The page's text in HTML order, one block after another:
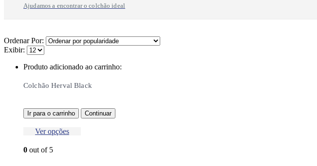
Ajudamos a encontrar o colchão ideal
Ordenar Por:
Exibir:
Produto adicionado ao carrinho:
Colchão Herval Black
Ir para o carrinho Continuar
Ver opções
0 out of 5